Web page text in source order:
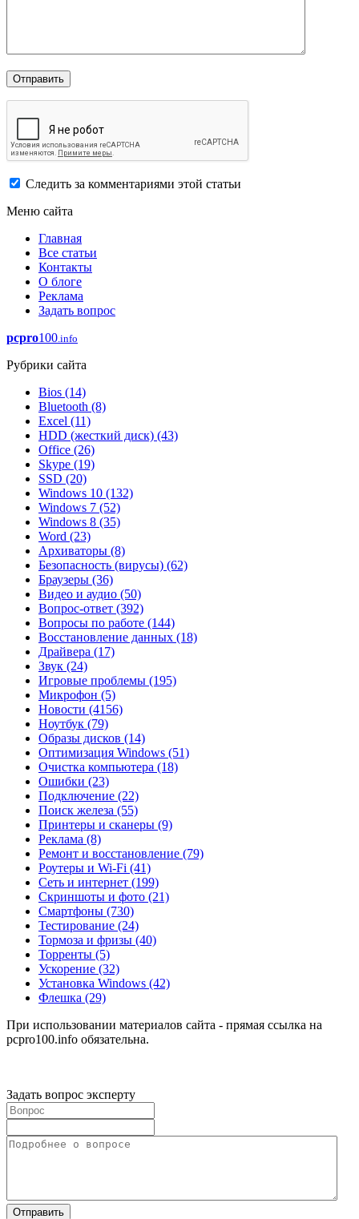
Следить за комментариями этой статьи
Меню сайта
Главная
Все статьи
Контакты
О блоге
Реклама
Задать вопрос
pcpro100.info
Рубрики сайта
Bios (14)
Bluetooth (8)
Excel (11)
HDD (жесткий диск) (43)
Office (26)
Skype (19)
SSD (20)
Windows 10 (132)
Windows 7 (52)
Windows 8 (35)
Word (23)
Архиваторы (8)
Безопасность (вирусы) (62)
Браузеры (36)
Видео и аудио (50)
Вопрос-ответ (392)
Вопросы по работе (144)
Восстановление данных (18)
Драйвера (17)
Звук (24)
Игровые проблемы (195)
Микрофон (5)
Новости (4156)
Ноутбук (79)
Образы дисков (14)
Оптимизация Windows (51)
Очистка компьютера (18)
Ошибки (23)
Подключение (22)
Поиск железа (55)
Принтеры и сканеры (9)
Реклама (8)
Ремонт и восстановление (79)
Роутеры и Wi-Fi (41)
Сеть и интернет (199)
Скриншоты и фото (21)
Смартфоны (730)
Тестирование (24)
Тормоза и фризы (40)
Торренты (5)
Ускорение (32)
Установка Windows (42)
Флешка (29)
При использовании материалов сайта - прямая ссылка на
pcpro100.info обязательна.
Задать вопрос эксперту